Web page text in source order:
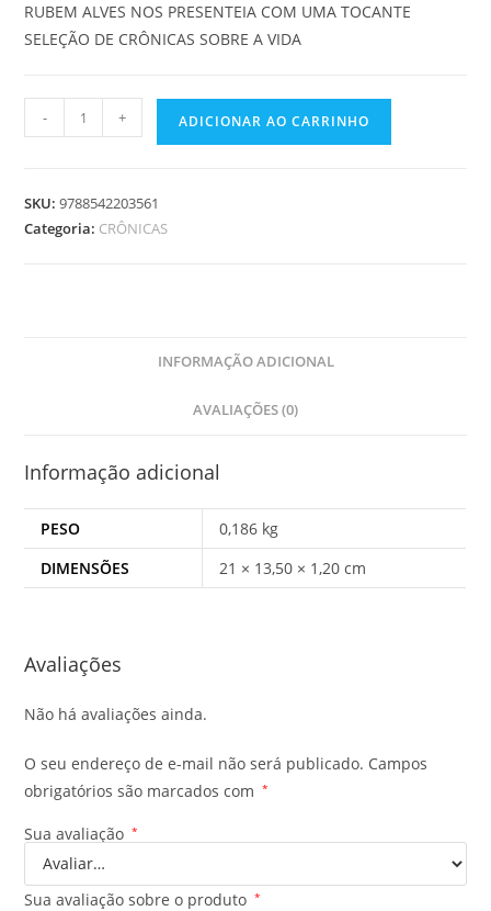
RUBEM ALVES NOS PRESENTEIA COM UMA TOCANTE
SELEÇÃO DE CRÔNICAS SOBRE A VIDA
GRANDE
SER
- + ADICIONAR AO CARRINHO
SKU:9788542203561
Categoria: CRÔNICAS
INFORMAÇÃO ADICIONAL
AVALIAÇÕES (0)
Informação adicional
PESO
0,186 kg
DIMENSÕES
21 × 13,50 × 1,20 cm
Avaliações
Não há avaliações ainda.
O seu endereço de e-mail não será publicado. Campos
obrigatórios são marcados com
*
Sua avaliação *
Sua avaliação sobre o produto *